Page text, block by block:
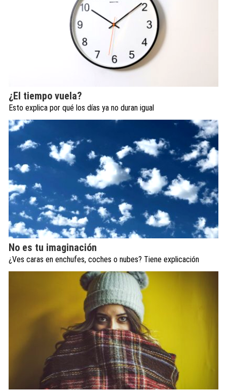
¿El tiempo vuela?
Esto explica por qué los días ya no duran igual
No es tu imaginación
¿Ves caras en enchufes, coches o nubes? Tiene explicación